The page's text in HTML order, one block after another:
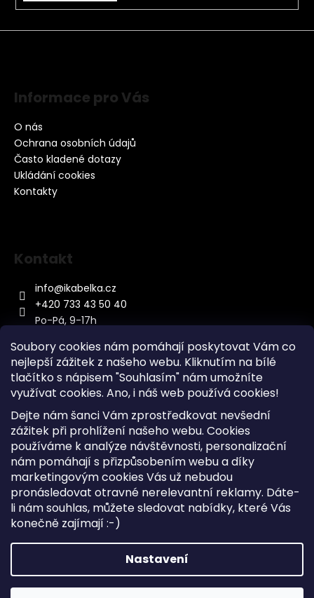
Soubory cookies nám pomáhají poskytovat Vám co
nejlepší zážitek z našeho webu. Kliknutím na bílé
tlačítko s nápisem "Souhlasím" nám umožníte
využívat cookies. Ano, i náš web používá cookies!
Dejte nám šanci Vám zprostředkovat nevšední
zážitek při prohlížení našeho webu. Cookies
používáme k analýze návštěvnosti, personalizační
nám pomáhají s přizpůsobením webu a díky
marketingovým cookies Vás už nebudou
pronásledovat otravné nerelevantní reklamy. Dáte-
li nám souhlas, můžete sledovat nabídky, které Vás
konečně zajímají :-)
Nastavení
Informace pro Vás
O nás
Ochrana osobních údajů
Často kladené dotazy
Ukládání cookies
Kontakty
Kontakt
info@ikabelka.cz
+420 733 43 50 40
Po-Pá, 9-17h
Kontakt
Sitemap
Doprava a Platba
Reklamace Zboží
Obchodní podmínky
iKabelka.cz. Všechna práva vyhrazena.
Upravit nastavení cookies